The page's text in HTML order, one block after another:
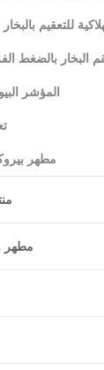
للتعقيم
البخار بالضغط
المؤشر
مطهر
مطهر